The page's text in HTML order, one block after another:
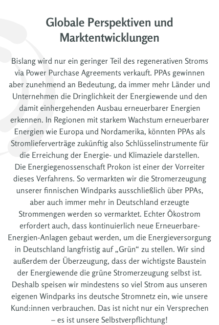
Globale Perspektiven und
Marktentwicklungen
Bislang wird nur ein geringer Teil des regenerativen Stroms
via Power Purchase Agreements verkauft. PPAs gewinnen
aber zunehmend an Bedeutung, da immer mehr Länder und
Unternehmen die Dringlichkeit der Energiewende und den
damit einhergehenden Ausbau erneuerbarer Energien
erkennen. In Regionen mit starkem Wachstum erneuerbarer
Energien wie Europa und Nordamerika, könnten PPAs als
Stromlieferverträge zukünftig also Schlüsselinstrumente für
die Erreichung der Energie- und Klimaziele darstellen.
Die Energiegenossenschaft Prokon ist einer der Vorreiter
dieses Verfahrens. So vermarkten wir die Stromerzeugung
unserer finnischen Windparks ausschließlich über PPAs,
aber auch immer mehr in Deutschland erzeugte
Strommengen werden so vermarktet. Echter Ökostrom
erfordert auch, dass kontinuierlich neue Erneuerbare-
Energien-Anlagen gebaut werden, um die Energieversorgung
in Deutschland langfristig auf „Grün“ zu stellen. Wir sind
außerdem der Überzeugung, dass der wichtigste Baustein
der Energiewende die grüne Stromerzeugung selbst ist.
Deshalb speisen wir mindestens so viel Strom aus unseren
eigenen Windparks ins deutsche Stromnetz ein, wie unsere
Kund:innen verbrauchen. Das ist nicht nur ein Versprechen
– es ist unsere Selbstverpflichtung!